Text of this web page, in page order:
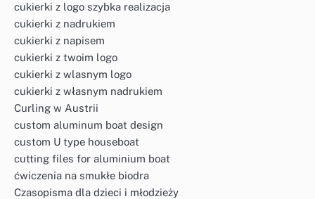
cukierki z logo szybka realizacja
cukierki z nadrukiem
cukierki z napisem
cukierki z twoim logo
cukierki z wlasnym logo
cukierki z własnym nadrukiem
Curling w Austrii
custom aluminum boat design
custom U type houseboat
cutting files for aluminium boat
ćwiczenia na smukłe biodra
Czasopisma dla dzieci i młodzieży